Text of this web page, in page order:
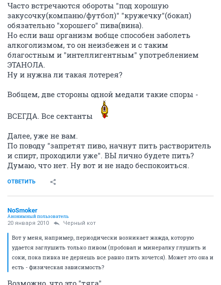
Часто встречаются обороты "под хорошую
закусочку(компаню/футбол)" "кружечку"(бокал)
обязательно "хорошего" пива(вина).
Но если ваш организм вобще способен заболеть
алкоголизмом, то он неизбежен и с таким
благостным и "интеллигентным" употреблением
ЭТАНОЛА.
Ну и нужна ли такая лотерея?
Вобщем, две стороны одной медали такие споры -
ВСЕГДА. Все сектанты
Далее, уже не вам.
По поводу "запретят пиво, начнут пить растворитель
и спирт, проходили уже". ВЫ лично будете пить?
Думаю, что нет. Ну вот и не надо беспокоиться.
ОТВЕТИТЬ
NoSmoker
Анонимный пользователь
20 января 2010 Черный кот
Вот у меня, например, периодически возникает жажда, которую
удается заглушить только пивом (пробовал и минералку глушить и
соки, пока пивка не дернешь все равно пить хочется). Может это она и
есть - физическая зависимость?
Возможно, что это "тяга".